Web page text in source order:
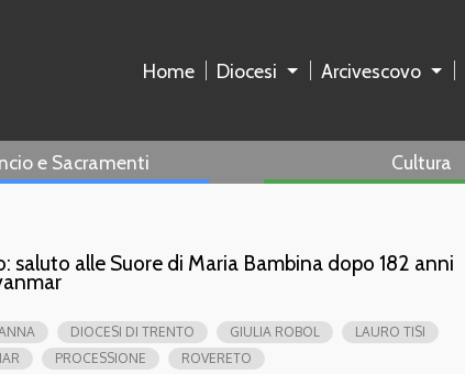
Home Diocesi Arcivescovo
e Sacramenti Cultura
saluto alle Suore di Maria Bambina dopo 182 anni
DIOCESI DI TRENTO GIULIA ROBOL
LAURO TISI
PROCESSIONE
ROVERETO